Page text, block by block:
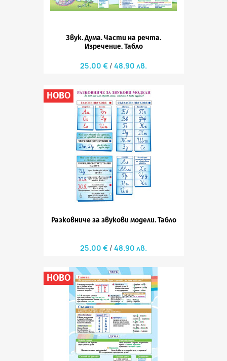
Звук. Дума. Части на речта.
Изречение. Табло
25.00 € 48.90 лв.
Разковниче за звукови модели. Табло
25.00 € 48.90 лв.
НОВО
НОВО